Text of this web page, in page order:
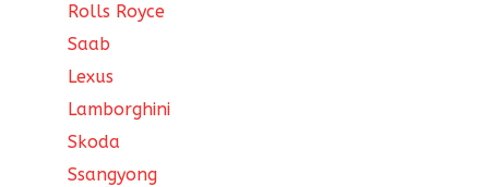
Rolls Royce
Saab
Lexus
Lamborghini
Skoda
Ssangyong